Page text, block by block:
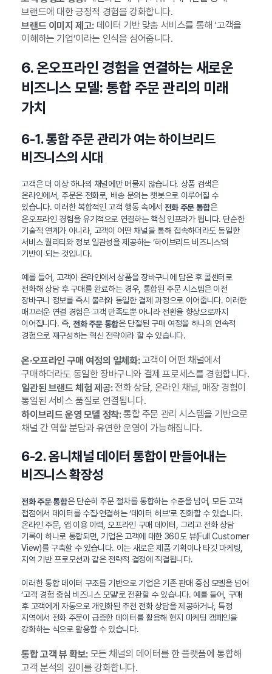
브랜드에 대한 긍정적 경험을 강화합니다.
브랜드 이미지 제고:데이터 기반 맞춤 서비스를 통해 ‘고객을
이해하는 기업’이라는 인식을 심어줍니다.
6. 온오프라인 경험을 연결하는 새로운
비즈니스 모델: 통합 주문 관리의 미래
가치
6-1. 통합 주문 관리가 여는 하이브리드
비즈니스의 시대
고객은 더 이상 하나의 채널에만 머물지 않습니다. 상품 검색은
온라인에서, 주문은 전화로, 배송 문의는 챗봇으로 이루어질 수
있습니다. 이러한 복합적인 고객 행동 속에서 전화 주문 통합은
온오프라인 경험을 유기적으로 연결하는 핵심 인프라가 됩니다. 단순한
기술적 연계가 아니라, 고객이 어떤 채널을 통해 접속하더라도 동일한
서비스 퀄리티와 정보 일관성을 제공하는 ‘하이브리드 비즈니스’의
기반이 되는 것입니다.
예를 들어, 고객이 온라인에서 상품을 장바구니에 담은 후 콜센터로
전화해 상담 후 구매를 완료하는 경우, 통합된 주문 시스템은 이전
장바구니 정보를 즉시 불러와 동일한 결제 과정으로 이어줍니다. 이러한
매끄러운 연결 경험은 고객 만족도뿐 아니라 전환율 향상으로까지
이어집니다. 즉, 전화 주문 통합은 단절된 구매 여정을 하나의 연속적
경험으로 재구성하는 혁신 전략이라 할 수 있습니다.
온·오프라인 구매 여정의 일체화:고객이 어떤 채널에서
구매하더라도 동일한 장바구니와 결제 프로세스를 경험합니다.
일관된 브랜드 체험 제공:전화 상담, 온라인 채널, 매장 경험이
통일된 서비스 품질로 연결됩니다.
하이브리드 운영 모델 정착:통합 주문 관리 시스템을 기반으로
채널 간 역할 분담과 유연한 운영이 가능해집니다.
6-2. 옴니채널 데이터 통합이 만들어내는
비즈니스 확장성
전화 주문 통합은 단순히 주문 절차를 통합하는 수준을 넘어, 모든 고객
접점에서 데이터를 수집·연결하는 ‘데이터 허브’로 진화할 수 있습니다.
온라인 주문, 앱 이용 이력, 오프라인 구매 데이터, 그리고 전화 상담
기록이 하나로 통합되면, 기업은 고객에 대한 360도 뷰(Full Customer
View)를 구축할 수 있습니다. 이는 새로운 제품 기획이나 타깃 마케팅,
지역 기반 프로모션과 같은 전략적 결정에 직결됩니다.
이러한 통합 데이터 구조를 기반으로 기업은 기존 판매 중심 모델을 넘어
‘고객 경험 중심 비즈니스 모델’로 전환할 수 있습니다. 예를 들어, 구매
후 고객에게 자동으로 개인화된 추천 전화 상담을 제공하거나, 특정
지역에서 전화 주문이 급증한 데이터를 활용해 현지 마케팅 캠페인을
강화하는 식으로 활용할 수 있습니다.
통합 고객 뷰 확보:모든 채널의 데이터를 한 플랫폼에 통합해
고객 분석의 깊이를 강화합니다.